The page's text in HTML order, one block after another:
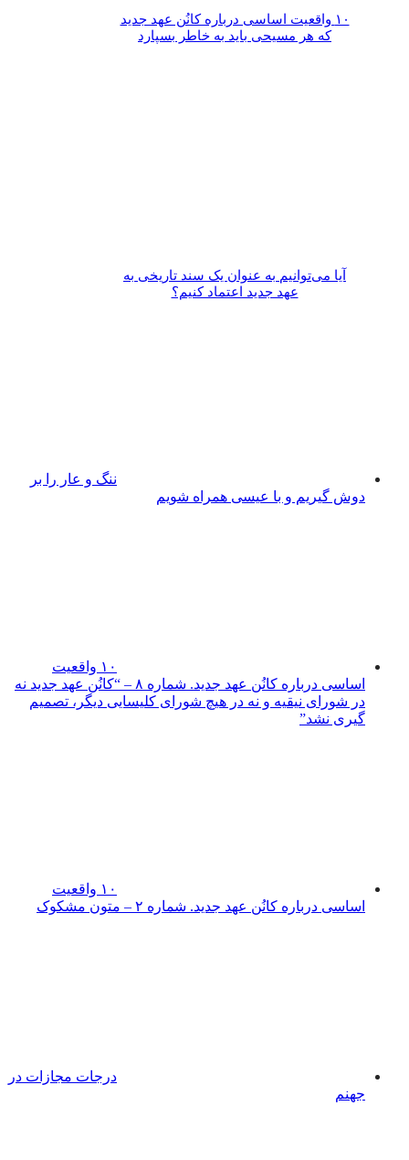
۱۰ واقعیت اساسی درباره کانُن عهد جدید
که هر مسیحی باید به خاطر بسپارد
آیا می‌­توانیم به عنوان یک سند تاریخی به
عهد جدید اعتماد کنیم؟
ننگ و عار را بر
دوش گیریم و با عیسی همراه شویم
۱۰ واقعیت
اساسی درباره کانُن عهد جدید. شماره ۸ – “کانُن عهد جدید نه
در شورای نیقیه و نه در هیچ شورای کلیسایی دیگر، تصمیم
گیری نشد”
۱۰ واقعیت
اساسی درباره کانُن عهد جدید. شماره ۲ – متون مشکوک
درجات مجازات در
جهنم